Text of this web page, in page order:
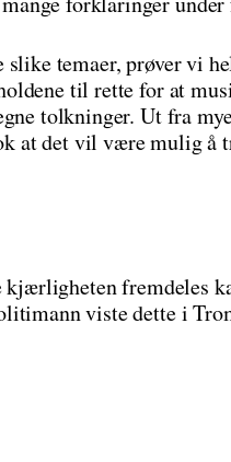
temaer, prøver vi
til rette for at
tolkninger. Ut fra
at det vil være mulig å
kjærligheten fremdeles
viste dette i